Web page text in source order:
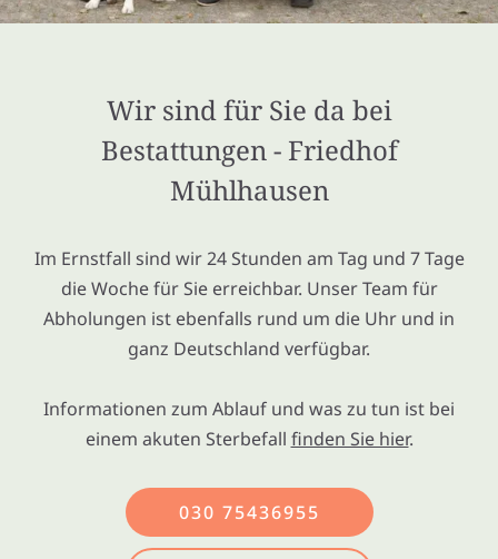
Wir sind für Sie da bei
Bestattungen - Friedhof
Mühlhausen
Im Ernstfall sind wir 24 Stunden am Tag und 7 Tage
die Woche für Sie erreichbar. Unser Team für
Abholungen ist ebenfalls rund um die Uhr und in
ganz Deutschland verfügbar.
Informationen zum Ablauf und was zu tun ist bei
einem akuten Sterbefall finden Sie hier.
030 75436955